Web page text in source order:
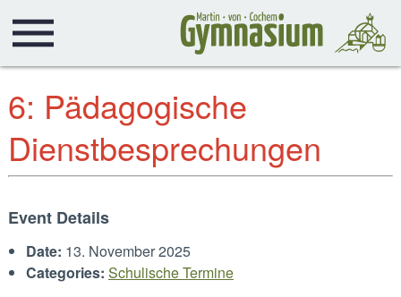
6: Pädagogische
Dienstbesprechungen
Event Details
Date: 13. November 2025
Categories: Schulische Termine